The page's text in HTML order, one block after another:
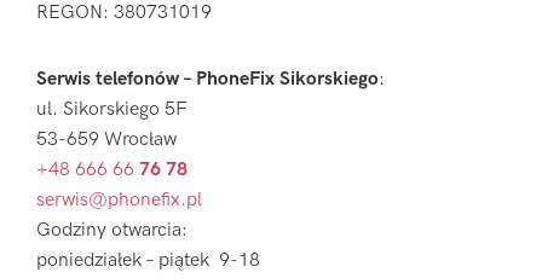
REGON: 380731019
Serwis telefonów – PhoneFix Sikorskiego:
ul. Sikorskiego 5F
53-659 Wrocław
+48 666 66 76 78
serwis@phonefix.pl
Godziny otwarcia:
poniedziałek – piątek 9-18